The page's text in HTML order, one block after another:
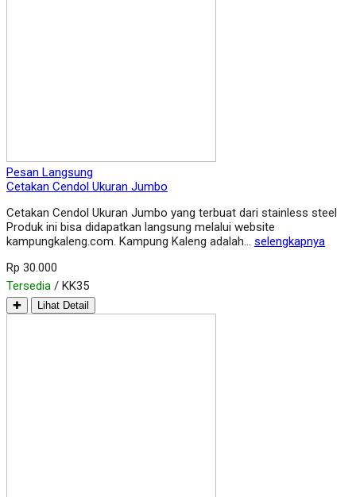
Pesan Langsung
Cetakan Cendol Ukuran Jumbo
Cetakan Cendol Ukuran Jumbo yang terbuat dari stainless steel
Produk ini bisa didapatkan langsung melalui website
kampungkaleng.com. Kampung Kaleng adalah… selengkapnya
Rp 30.000
Tersedia / KK35
✚ Lihat Detail